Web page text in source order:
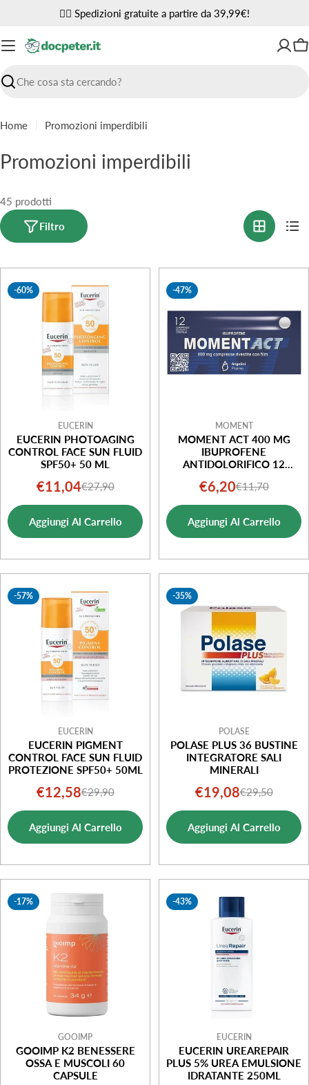
contenuto
✌🏼 Spedizioni gratuite a partire da 39,99€!
Ricerca
Home Promozioni imperdibili
C
l
l
z
Promozioni imperdibili
45 prodotti
Filtro
-60%
EUCERIN
EUCERIN PHOTOAGING
CONTROL FACE SUN FLUID
SPF50+ 50 ML
Prezzo
di
vendita
€11,04Prezzo
normale
€27,90
Aggiungi Al Carrello
-47%
MOMENT
MOMENT ACT 400 MG
IBUPROFENE
ANTIDOLORIFICO 12
Prezzo
di
vendita
€6,20Prezzo
normale
€11,70
Aggiungi Al Carrello
-57%
EUCERIN
EUCERIN PIGMENT
CONTROL FACE SUN FLUID
PROTEZIONE SPF50+ 50ML
Prezzo
di
vendita
€12,58Prezzo
normale
€29,90
Aggiungi Al Carrello
-35%
POLASE
POLASE PLUS 36 BUSTINE
INTEGRATORE SALI
MINERALI
Prezzo
di
vendita
€19,08Prezzo
normale
€29,50
Aggiungi Al Carrello
-17%
GOOIMP
GOOIMP K2 BENESSERE
OSSA E MUSCOLI 60
CAPSULE
-43%
EUCERIN
EUCERIN UREAREPAIR
PLUS 5% UREA EMULSIONE
IDRATANTE 250ML